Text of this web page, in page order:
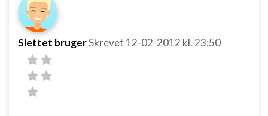
Slettet brugerSkrevet 12-02-2012 kl. 23:50